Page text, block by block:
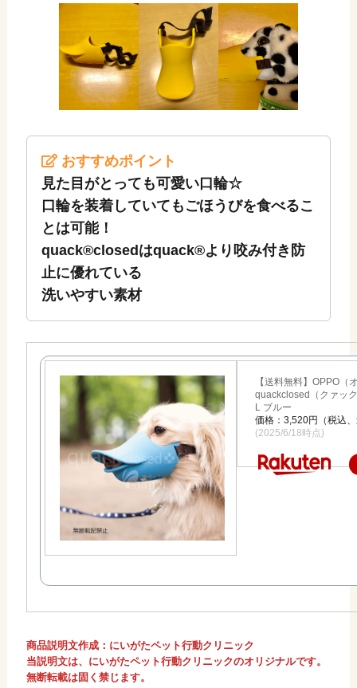
おすすめポイント
見た目がとっても可愛い口輪☆
口輪を装着していてもごほうびを食べるこ
とは可能！
quack®closedはquack®より咬み付き防
止に優れている
洗いやすい素材
【送料無料】OPPO（
quackclosed（クァッ
L ブルー
価格：3,520円（税込
(2025/6/18時点)
商品説明文作成：にいがたペット行動クリニック
当説明文は、にいがたペット行動クリニックのオリジナルです。
無断転載は固く禁じます。